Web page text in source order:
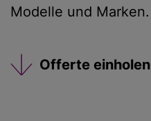
Modelle und Marken.
Offerte einholen